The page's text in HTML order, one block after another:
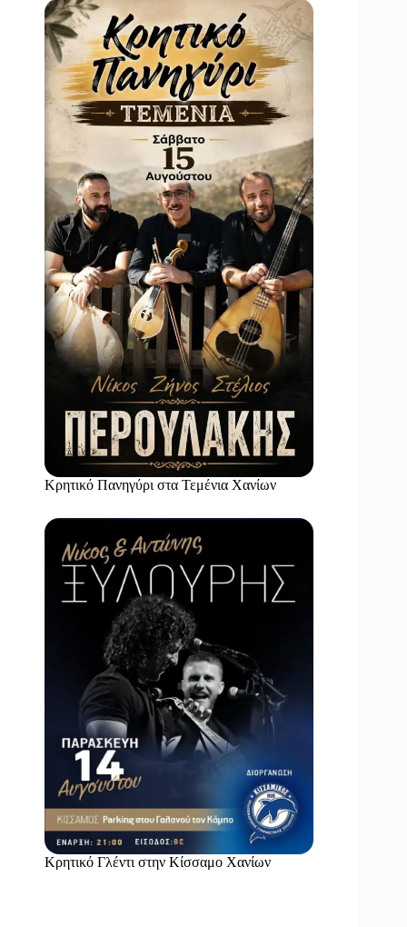
Κρητικό Πανηγύρι στα Τεμένια Χανίων
Κρητικό Γλέντι στην Κίσσαμο Χανίων